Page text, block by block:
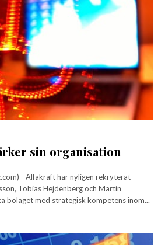
sin organisation
- Alfakraft har nyligen rekryterat
Tobias Hejdenberg och Martin
bolaget med strategisk kompetens inom...